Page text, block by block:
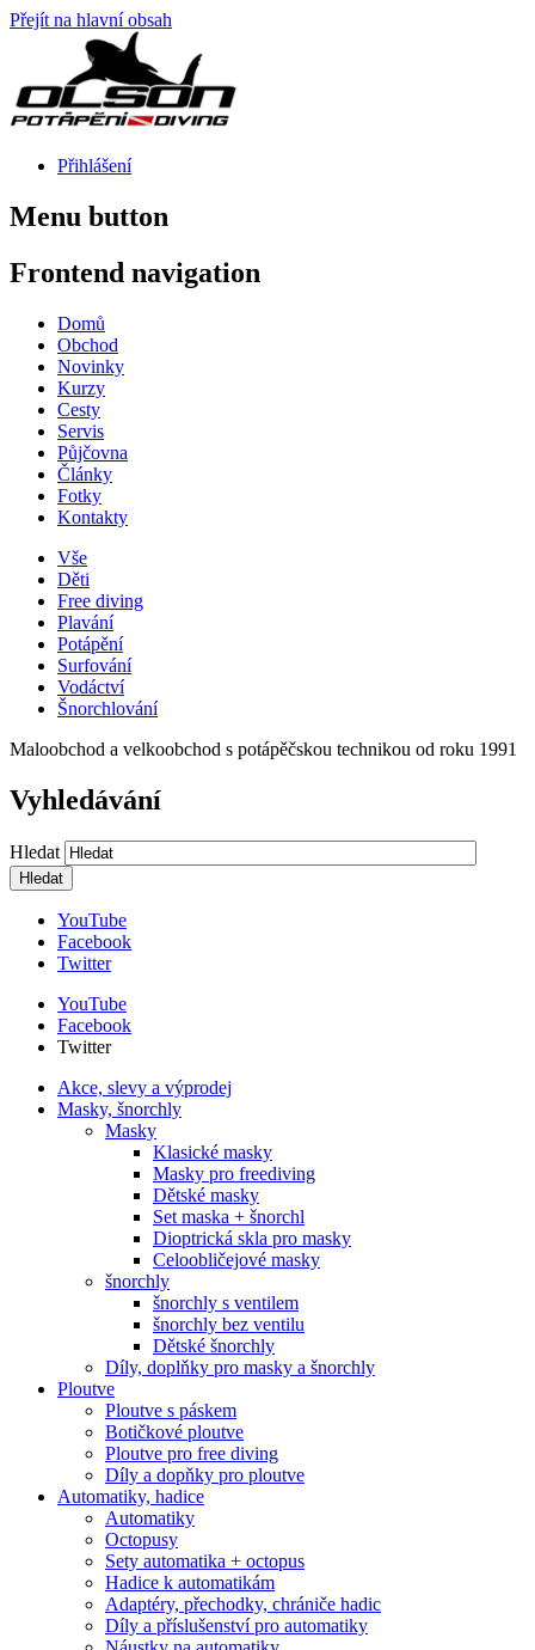
Přejít na hlavní obsah
Přihlášení
Menu button
Frontend navigation
Domů
Obchod
Novinky
Kurzy
Cesty
Servis
Půjčovna
Články
Fotky
Kontakty
Vše
Děti
Free diving
Plavání
Potápění
Surfování
Vodáctví
Šnorchlování
Maloobchod a velkoobchod s potápěčskou technikou od roku 1991
Vyhledávání
Hledat
YouTube
Facebook
Twitter
YouTube
Facebook
Twitter
Akce, slevy a výprodej
Masky, šnorchly
Masky
Klasické masky
Masky pro freediving
Dětské masky
Set maska + šnorchl
Dioptrická skla pro masky
Celoobličejové masky
šnorchly
šnorchly s ventilem
šnorchly bez ventilu
Dětské šnorchly
Díly, doplňky pro masky a šnorchly
Ploutve
Ploutve s páskem
Botičkové ploutve
Ploutve pro free diving
Díly a dopňky pro ploutve
Automatiky, hadice
Automatiky
Octopusy
Sety automatika + octopus
Hadice k automatikám
Adaptéry, přechodky, chrániče hadic
Díly a příslušenství pro automatiky